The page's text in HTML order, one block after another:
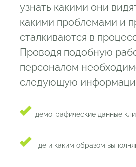
узнать какими они
какими проблемами и
сталкиваются в
Проводя подобную
персоналом
следующую
демографические данные
где и каким образом